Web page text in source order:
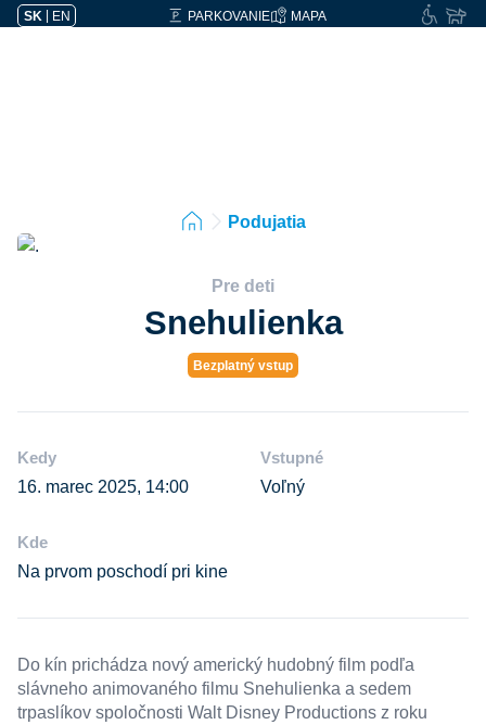
SK EN PARKOVANIE MAPA
Podujatia
Pre deti
Snehulienka
Bezplatný vstup
Kedy
16. marec 2025, 14:00
Vstupné
Voľný
Kde
Na prvom poschodí pri kine
Do kín prichádza nový americký hudobný film podľa
slávneho animovaného filmu Snehulienka a sedem
trpaslíkov spoločnosti Walt Disney Productions z roku